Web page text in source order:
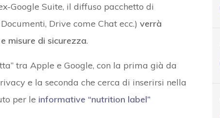
Google Suite, il diffuso pacchetto di
Drive come Chat ecc.) verrà
misure di sicurezza.
tra Apple e Google, con la prima già da
e la seconda che cerca di inserirsi nella
per le informative “nutrition label”
A